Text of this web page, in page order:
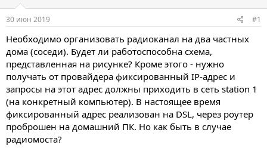
м
ы
а
и
я
30 июн 2019 #1
Необходимо организовать радиоканал на два частных
дома (соседи). Будет ли работоспособна схема,
представленная на рисунке? Кроме этого - нужно
получать от провайдера фиксированный IP-адрес и
запросы на этот адрес должны приходить в сеть station 1
(на конкретный компьютер). В настоящее время
фиксированный адрес реализован на DSL, через роутер
проброшен на домашний ПК. Но как быть в случае
радиомоста?